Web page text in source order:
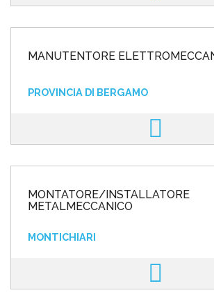
MANUTENTORE
PROVINCIA DI BERGAMO
MONTATORE/INSTALLATORE
METALMECCANICO
MONTICHIARI